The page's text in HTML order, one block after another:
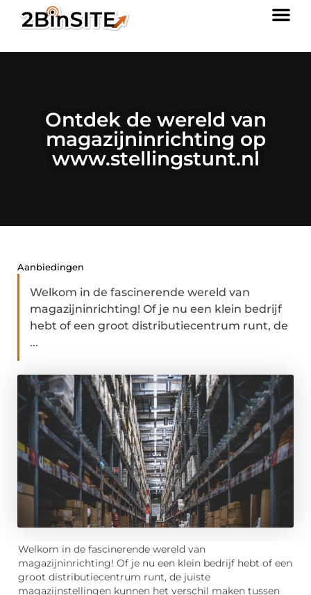
Ontdek de wereld van
magazijninrichting op
www.stellingstunt.nl
Aanbiedingen
Welkom in de fascinerende wereld van
magazijninrichting! Of je nu een klein bedrijf
hebt of een groot distributiecentrum runt, de
...
Welkom in de fascinerende wereld van
magazijninrichting! Of je nu een klein bedrijf hebt of een
groot distributiecentrum runt, de juiste
magazijnstellingen kunnen het verschil maken tussen